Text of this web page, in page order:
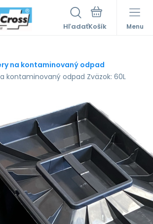
Hľadať Menu
na kontaminovaný odpad
kontaminovaný odpad Zväzok: 60L